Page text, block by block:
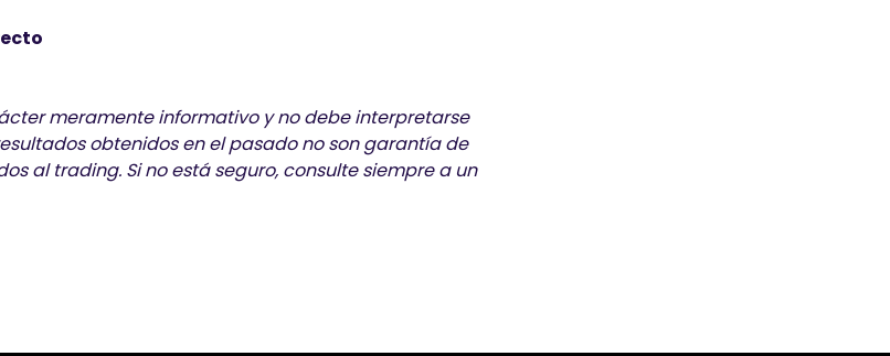
meramente informativo y no debe interpretarse
obtenidos en el pasado no son garantía de
al trading. Si no está seguro, consulte siempre a un